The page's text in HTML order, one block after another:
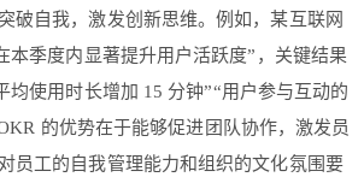
破自我，激发创新思维。例如，某互联网
本季度内显著提升用户活跃度”，关键结果
均使用时长增加 15 分钟”“用户参与互动的
的优势在于能够促进团队协作，激发员
员工的自我管理能力和组织的文化氛围要